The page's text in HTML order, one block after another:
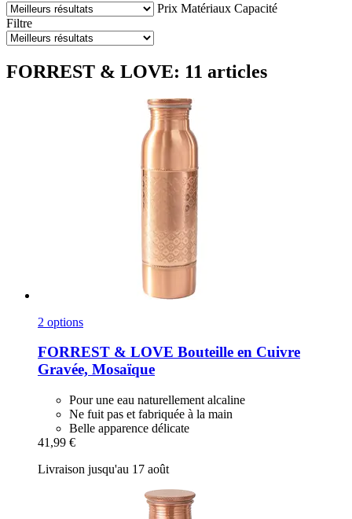
Prix Matériaux Capacité
Filtre
FORREST & LOVE: 11 articles
2 options
FORREST & LOVE Bouteille en Cuivre
Gravée, Mosaïque
Pour une eau naturellement alcaline
Ne fuit pas et fabriquée à la main
Belle apparence délicate
41,99 €
Livraison jusqu'au 17 août